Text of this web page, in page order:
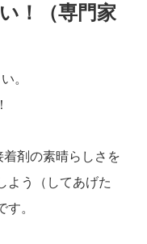
！（専門家
。
着剤の素晴らしさを
よう（してあげた
。